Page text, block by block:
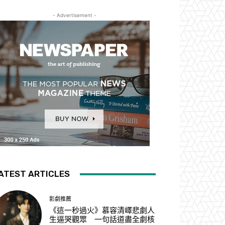
- Advertisement -
ARTICLES
影劇推薦
《這一秒過火》慕容清嶧悲劇人
生逼哭觀眾 一句話道盡全劇核